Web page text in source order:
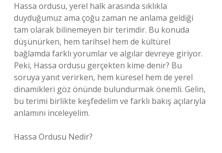
Hassa ordusu, yerel halk arasında sıklıkla
duyduğumuz ama çoğu zaman ne anlama geldiği
tam olarak bilinemeyen bir terimdir. Bu konuda
düşünürken, hem tarihsel hem de kültürel
bağlamda farklı yorumlar ve algılar devreye giriyor.
Peki, Hassa ordusu gerçekten kime denir? Bu
soruya yanıt verirken, hem küresel hem de yerel
dinamikleri göz önünde bulundurmak önemli. Gelin,
bu terimi birlikte keşfedelim ve farklı bakış açılarıyla
anlamını inceleyelim.
Hassa Ordusu Nedir?